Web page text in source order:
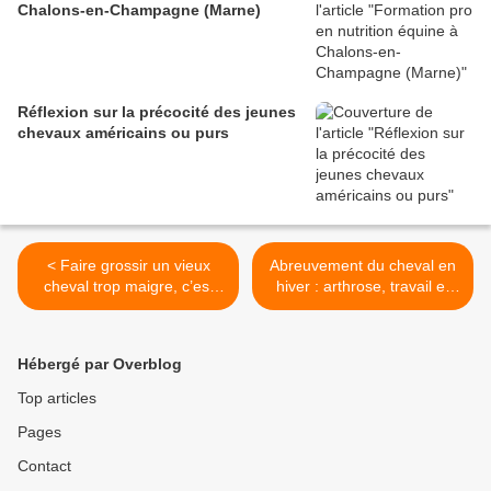
Chalons-en-Champagne (Marne)
Réflexion sur la précocité des jeunes
chevaux américains ou purs
< Faire grossir un vieux
cheval trop maigre, c’est
possible !
Abreuvement du cheval en
hiver : arthrose, travail et
soucis dentaires >
Hébergé par Overblog
Top articles
Pages
Contact